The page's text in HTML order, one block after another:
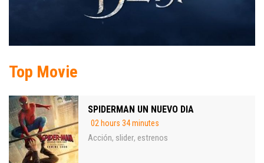
Top Movie
SPIDERMAN UN NUEVO DIA
02 hours 34 minutes
Acción, slider, estrenos